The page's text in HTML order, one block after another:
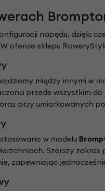
napędu, dzięki
ofercie sklepu
między innymi w
przede wszystkim
przy umiarkowanych
w modelu
Szerszy
zapewniając